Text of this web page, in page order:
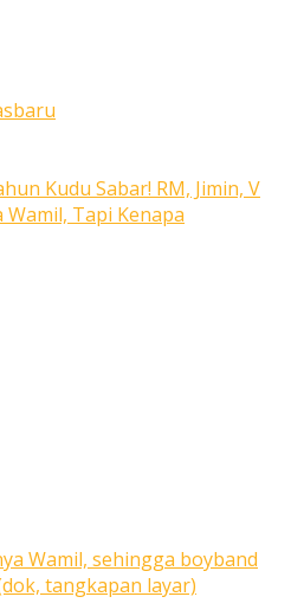
Wamil, sehingga boyband
tangkapan layar)